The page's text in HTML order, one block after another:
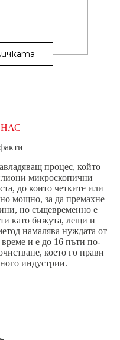
процес, който
микроскопични
до които четките или
мощно, за да премахне
но същевременно е
като бижута, лещи и
намалява нуждата от
и е до 16 пъти по-
което го прави
индустрии.